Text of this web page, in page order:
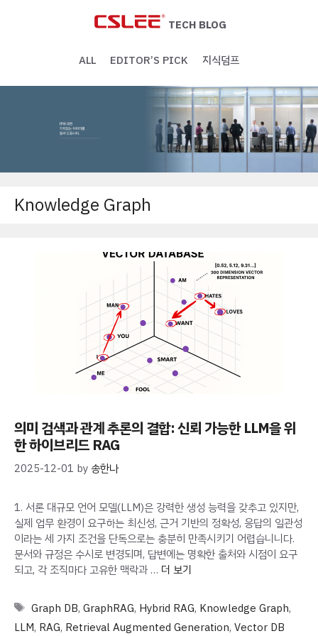
TECH BLOG
ALL EDITOR’S PICK 지식덤프
Knowledge Graph
의미 검색과 관계 추론의 결합: 신뢰 가능한 LLM을 위
한 하이브리드 RAG
2025-12-01 by송한나
1. 서론 대규모 언어 모델(LLM)은 강력한 생성 능력을 갖추고 있지만,
실제 업무 환경이 요구하는 최신성, 근거 기반의 정확성, 응답의 일관성
이라는 세 가지 조건을 단독으로는 충분히 만족시키기 어렵습니니다.
문서와 규정은 수시로 변경되며, 답변에는 명확한 출처와 시점이 요구
되고, 각 조직마다 고유한 맥락과 … 더 보기
Tags
Graph DB, GraphRAG, Hybrid RAG, Knowledge Graph,
LLM, RAG, Retrieval Augmented Generation, Vector DB